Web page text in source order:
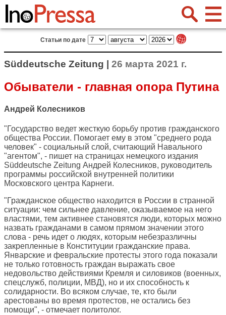
Статьи по дате
Süddeutsche Zeitung | 26 марта 2021 г.
Обыватели - главная опора Путина
Андрей Колесников
"Государство ведет жесткую борьбу против гражданского
общества России. Помогает ему в этом "среднего рода
человек" - социальный слой, считающий Навального
"агентом", - пишет на страницах немецкого издания
Süddeutsche Zeitung Андрей Колесников, руководитель
программы российской внутренней политики
Московского центра Карнеги.
"Гражданское общество находится в России в странной
ситуации: чем сильнее давление, оказываемое на него
властями, тем активнее становятся люди, которых можно
назвать гражданами в самом прямом значении этого
слова - речь идет о людях, которым небезразличны
закрепленные в Конституции гражданские права.
Январские и февральские протесты этого года показали
не только готовность граждан выражать свое
недовольство действиями Кремля и силовиков (военных,
спецслужб, полиции, МВД), но и их способность к
солидарности. Во всяком случае, те, кто были
арестованы во время протестов, не остались без
помощи", - отмечает политолог.